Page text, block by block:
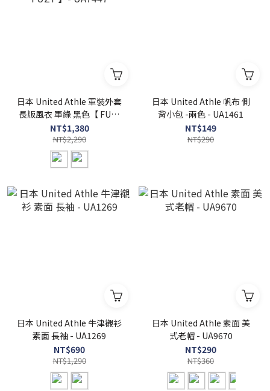
日本 United Athle 軍裝外套
長版風衣 軍綠 黑色【 FUZY
】- UA7447
NT$1,380
NT$2,290
日本 United Athle 帆布 側
背小包 -兩色 - UA1461
NT$149
NT$290
日本 United Athle 牛津襯衫
素面 長袖 - UA1269
NT$690
NT$1,290
日本 United Athle 素面 美
式老帽 - UA9670
NT$290
NT$360